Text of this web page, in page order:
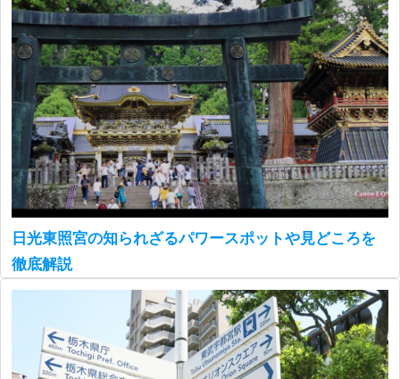
日光東照宮の知られざるパワースポットや見どころを
徹底解説